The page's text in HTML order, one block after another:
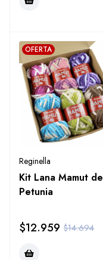
OFERTA
Reginella
Kit Lana Mamut de
Petunia
$14.694
$12.959